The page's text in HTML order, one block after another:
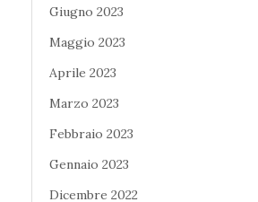
Giugno 2023
Maggio 2023
Aprile 2023
Marzo 2023
Febbraio 2023
Gennaio 2023
Dicembre 2022